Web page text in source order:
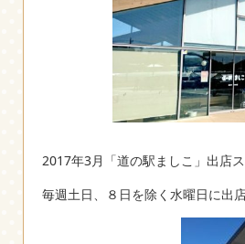
2017年3月「道の駅ましこ」出店ス
毎週土日、８日を除く水曜日に出店